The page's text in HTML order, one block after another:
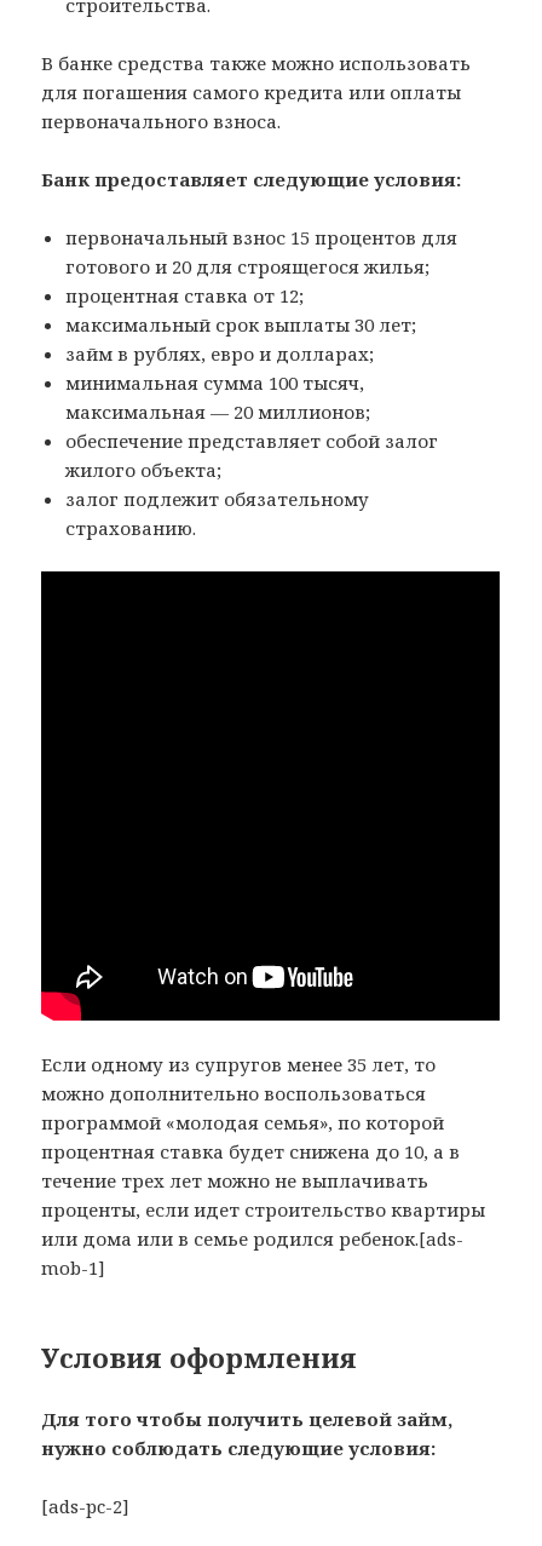
строительства.
В банке средства также можно использовать
для погашения самого кредита или оплаты
первоначального взноса.
Банк предоставляет следующие условия:
первоначальный взнос 15 процентов для
готового и 20 для строящегося жилья;
процентная ставка от 12;
максимальный срок выплаты 30 лет;
займ в рублях, евро и долларах;
минимальная сумма 100 тысяч,
максимальная — 20 миллионов;
обеспечение представляет собой залог
жилого объекта;
залог подлежит обязательному
страхованию.
Если одному из супругов менее 35 лет, то
можно дополнительно воспользоваться
программой «молодая семья», по которой
процентная ставка будет снижена до 10, а в
течение трех лет можно не выплачивать
проценты, если идет строительство квартиры
или дома или в семье родился ребенок.[ads-
mob-1]
Условия оформления
Для того чтобы получить целевой займ,
нужно соблюдать следующие условия:
[ads-pc-2]